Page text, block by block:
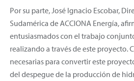
Por su parte, José Ignacio Escobar,
Sudamérica de ACCIONA Energía,
entusiasmados con el trabajo
realizando a través de este proyecto.
necesarias para convertir este
del despegue de la producción de